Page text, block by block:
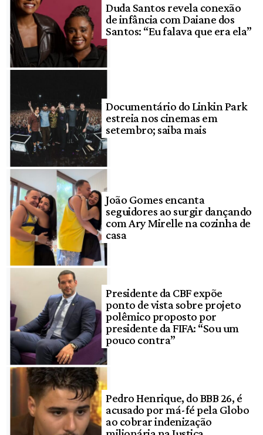
Duda Santos revela conexão
de infância com Daiane dos
Santos: “Eu falava que era ela”
Documentário do Linkin Park
estreia nos cinemas em
setembro; saiba mais
João Gomes encanta
seguidores ao surgir dançando
com Ary Mirelle na cozinha de
casa
Presidente da CBF expõe
ponto de vista sobre projeto
polêmico proposto por
presidente da FIFA: “Sou um
pouco contra”
Pedro Henrique, do BBB 26, é
acusado por má-fé pela Globo
ao cobrar indenização